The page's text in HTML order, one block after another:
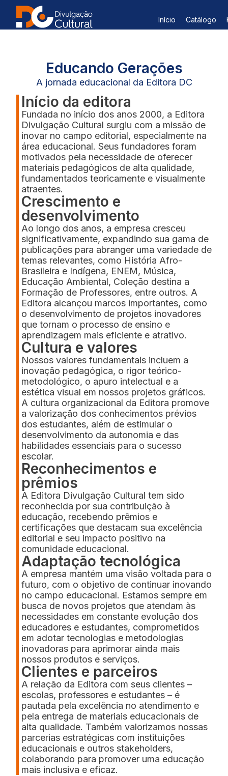
Início Catálogo
Educando Gerações
A jornada educacional da Editora DC
Início da editora
Fundada no início dos anos 2000, a Editora
Divulgação Cultural surgiu com a missão de
inovar no campo editorial, especialmente na
área educacional. Seus fundadores foram
motivados pela necessidade de oferecer
materiais pedagógicos de alta qualidade,
fundamentados teoricamente e visualmente
atraentes.
Crescimento e
desenvolvimento
Ao longo dos anos, a empresa cresceu
significativamente, expandindo sua gama de
publicações para abranger uma variedade de
temas relevantes, como História Afro-
Brasileira e Indígena, ENEM, Música,
Educação Ambiental, Coleção destina a
Formação de Professores, entre outros. A
Editora alcançou marcos importantes, como
o desenvolvimento de projetos inovadores
que tornam o processo de ensino e
aprendizagem mais eficiente e atrativo.
Cultura e valores
Nossos valores fundamentais incluem a
inovação pedagógica, o rigor teórico-
metodológico, o apuro intelectual e a
estética visual em nossos projetos gráficos.
A cultura organizacional da Editora promove
a valorização dos conhecimentos prévios
dos estudantes, além de estimular o
desenvolvimento da autonomia e das
habilidades essenciais para o sucesso
escolar.
Reconhecimentos e
prêmios
A Editora Divulgação Cultural tem sido
reconhecida por sua contribuição à
educação, recebendo prêmios e
certificações que destacam sua excelência
editorial e seu impacto positivo na
comunidade educacional.
Adaptação tecnológica
A empresa mantém uma visão voltada para o
futuro, com o objetivo de continuar inovando
no campo educacional. Estamos sempre em
busca de novos projetos que atendam às
necessidades em constante evolução dos
educadores e estudantes, comprometidos
em adotar tecnologias e metodologias
inovadoras para aprimorar ainda mais
nossos produtos e serviços.
Clientes e parceiros
A relação da Editora com seus clientes –
escolas, professores e estudantes – é
pautada pela excelência no atendimento e
pela entrega de materiais educacionais de
alta qualidade. Também valorizamos nossas
parcerias estratégicas com instituições
educacionais e outros stakeholders,
colaborando para promover uma educação
mais inclusiva e eficaz.